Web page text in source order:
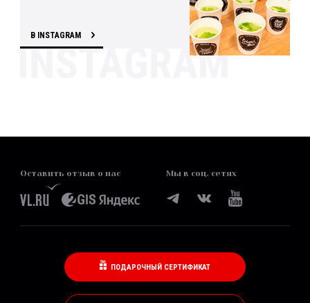
В INSTAGRAM
Оставить отзыв о нас Мы в соц. сетях
ПОДАРОЧНЫЙ СЕРТИФИКАТ